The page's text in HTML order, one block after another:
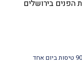
הפנים בירושלים